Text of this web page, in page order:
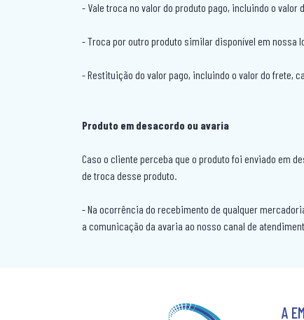
- Vale troca no valor do produto pago, incluindo o valor
- Troca por outro produto similar disponível em nossa
- Restituição do valor pago, incluindo o valor do frete,
Produto em desacordo ou avaria
Caso o cliente perceba que o produto foi enviado em
de troca desse produto.
- Na ocorrência do recebimento de qualquer
a comunicação da avaria ao nosso canal de
A